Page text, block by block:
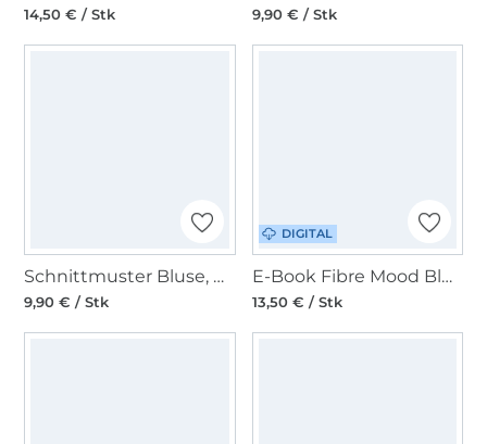
14,50 € / Stk 9,90 € / Stk
Schnittmuster Bluse, Burda 5646
9,90 € / Stk
DIGITAL
E-Book Fibre Mood Bluse Yara Damen
13,50 € / Stk